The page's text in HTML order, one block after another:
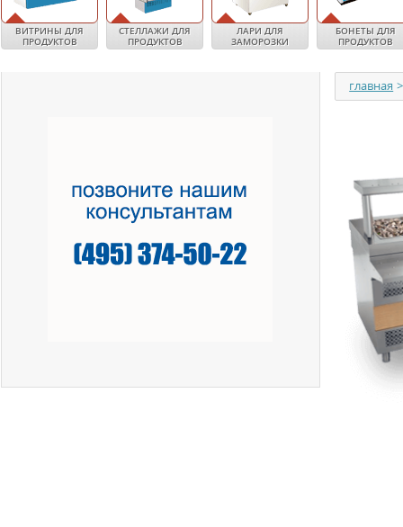
ВИТРИНЫ ДЛЯ
ПРОДУКТОВ
СТЕЛЛАЖИ ДЛЯ
ПРОДУКТОВ
ЛАРИ ДЛЯ
ЗАМОРОЗКИ
БОНЕТЫ ДЛЯ
ПРОДУКТОВ
главная >